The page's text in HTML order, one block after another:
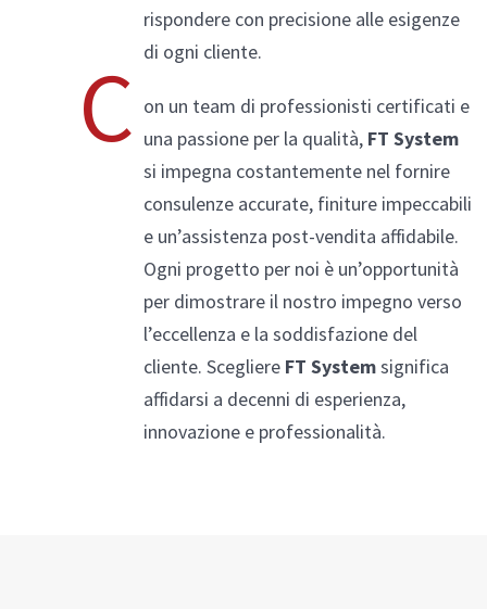
rispondere con precisione alle esigenze
di ogni cliente.
C on un team di professionisti certificati e
una passione per la qualità, FT System
si impegna costantemente nel fornire
consulenze accurate, finiture impeccabili
e un’assistenza post-vendita affidabile.
Ogni progetto per noi è un’opportunità
per dimostrare il nostro impegno verso
l’eccellenza e la soddisfazione del
cliente. Scegliere FT Systemsignifica
affidarsi a decenni di esperienza,
innovazione e professionalità.